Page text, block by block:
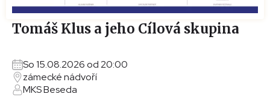
Tomáš Klus a jeho Cílová skupina
So 15.08.2026 od 20:00
zámecké nádvoří
MKS Beseda